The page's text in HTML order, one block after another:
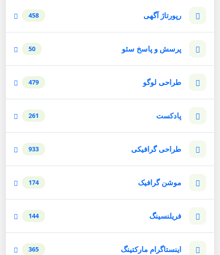
رپورتاژ آگهی 458
پرسش و پاسخ سئو 50
طراحی لوگو 479
پادکست 261
طراحی گرافیکی 933
موشن گرافیک 174
فریلنسینگ 144
اینستاگرام مارکتینگ 365